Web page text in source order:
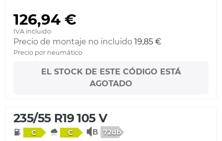
126,94 €
IVA incluido
Precio de montaje no incluido 19,85 €
Precio por neumático
EL STOCK DE ESTE CÓDIGO ESTÁ
AGOTADO
235/55 R19 105 V
C C 72db